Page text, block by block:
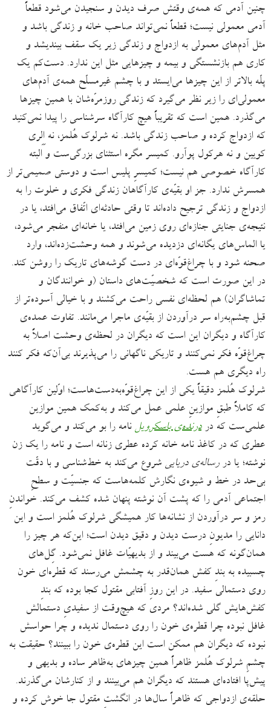
چنین آدمی که همه‌ی وقتش صرف دیدن و سنجیدن می‌شود قطعاً
آدمی معمولی نیست؛ قطعاً نمی‌تواند صاحب خانه و زندگی باشد و
مثل آدم‌های معمولی به ازدواج و زندگی زیر یک سقف بیندیشد و
کاری هم بازنشستگی و بیمه و چیزهایی مثل این ندارد. دست‌کم یک
پلّه بالاتر از این‌ چیزها می‌ایستد و با چشم غیرمسلّح همه‌ی آدم‌های
معمولی‌ای را زیر نظر می‌گیرد که زندگی روزمرّه‌شان با همین چیزها
می‌گذرد. همین است که تقریباً هیچ کارآگاه سرشناسی را پیدا نمی‌کنید
که ازدواج کرده و صاحب زندگی باشد. نه شرلوک هُلمز، نه اِلِری
کویین و نه هرکول پوآرو. کمیسر مگره استثنای بزرگی‌ست و البته
کارآگاه خصوصی هم نیست؛ کمیسرِ پلیس است و دوستی صمیمی‌تر از
همسرش ندارد. جز او بقیّه‌ی کارآگاهان زندگی فکری و خلوت را به
ازدواج و زندگی ترجیح داده‌اند تا وقتی حادثه‌ای اتّفاق می‌افتد، یا در
نتیجه‌ی جنایتی جنازه‌ای روی زمین می‌افتد، یا خانه‌ای منفجر می‌شود،
یا الماس‌های یگانه‌ای دزدیده می‌شوند و همه وحشت‌زده‌اند، وارد
صحنه شود و با چراغ‌قوّه‌ای در دست گوشه‌های تاریک را روشن کند.
در این صورت است که شخصیّت‌های داستان (و خوانندگان و
تماشاگران) هم لحظه‌ای نفسی راحت می‌کشند و با خیالی آسوده‌تر از
قبل چشم‌به‌راه سر درآوردن از بقیّه‌ی ماجرا می‌مانند. تفاوت عمده‌ی
کارآگاه و دیگران این است که دیگران در لحظه‌ی وحشت اصلاً به
چراغ‌قوّه فکر نمی‌کنند و تاریکی ناگهانی را می‌پذیرند بی‌آن‌که فکر کنند
راه دیگری هم هست.
شرلوک هُلمز دقیقاً یکی از این چراغ‌قوّه‌به‌دست‌هاست؛ اوّلین کارآگاهی‌
که کاملاً طبقِ موازینِ علمی عمل می‌کند و به‌کمک همین موازین
علمی‌ست که دردرنده‌ی باسکرویل نامه را بو می‌کند و می‌گوید
عطری که در کاغذ نامه خانه کرده عطری زنانه است و نامه را یک زن
نوشته؛ یا دررساله‌‌ی دریایی شروع می‌کند به خط‌شناسی و با دقّت
بی‌حد در خط و شیوه‌ی نگارش کلمه‌هاست که جنسیّت و سطحِ
اجتماعی آدمی را که پشت آن نوشته پنهان شده کشف می‌کند. خواندنِ
رمز و سر درآوردن از نشانه‌ها کار همیشگی شرلوک هُلمز است و این
دانایی را مدیونِ درست دیدن و دقیق دیدن است؛ این‌که هر چیز را
همان‌گونه که هست می‌بیند و از بدیهیّات غافل نمی‌شود. گِل‌های
چسبیده به بندِ کفش همان‌قدر به چشمش می‌رسند که قطره‌ای خون
روی دستمالی سفید. در این روزِ آفتابی مقتول کجا بوده که بندِ
کفش‌هایش گلی شده‌اند؟ مردی که هیچ‌وقت از سفیدیِ دستمالش
غافل نبوده چرا قطره‌ی خون را روی دستمال ندیده و چرا حواسش
نبوده که دیگران هم ممکن است این قطره‌ی خون را ببینند؟ حقیقت به
چشمِ شرلوک هُلمز ظاهراً همین چیزهای به‌ظاهر ساده و بدیهی و
پیش‌پا افتاده‌ای هستند که دیگران هم می‌بینند و از کنارشان می‌گذرند.
حلقه‌ی ازدواجی که ظاهراً سال‌ها در انگشتِ مقتول جا خوش کرده و